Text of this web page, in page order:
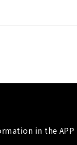
in the APP